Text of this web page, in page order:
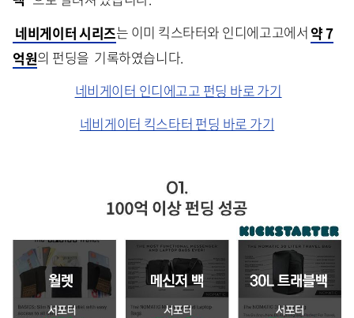
네비게이터 시리즈는 이미 킥스타터와 인디에고고에서약 7
억원의 펀딩을 기록하였습니다.
네비게이터 인디에고고 펀딩 바로 가기
네비게이터 킥스타터 펀딩 바로 가기